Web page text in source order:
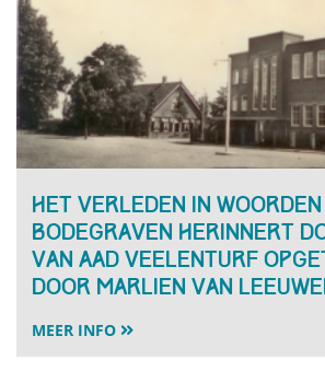
Het verleden in woorden
Bodegraven herinnert
van Aad Veelenturf
door Marlien van
MEER INFO